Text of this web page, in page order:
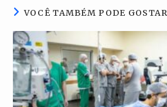
VOCÊ TAMBÉM PODE GOSTAR